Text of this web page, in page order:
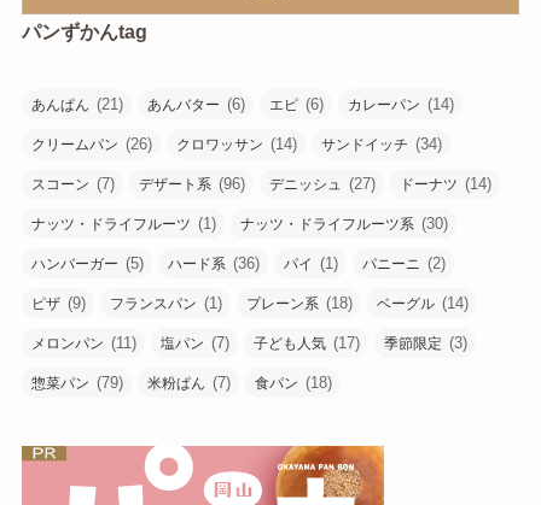
パンずかんtag
あんぱん (21) あんバター (6) エピ (6) カレーパン (14)
クリームパン (26) クロワッサン (14) サンドイッチ (34)
スコーン (7) デザート系 (96) デニッシュ (27) ドーナツ (14)
ナッツ・ドライフルーツ (1) ナッツ・ドライフルーツ系 (30)
ハンバーガー (5) ハード系 (36) パイ (1) パニーニ (2)
ピザ (9) フランスパン (1) プレーン系 (18) ベーグル (14)
メロンパン (11) 塩パン (7) 子ども人気 (17) 季節限定 (3)
惣菜パン (79) 米粉ぱん (7) 食パン (18)